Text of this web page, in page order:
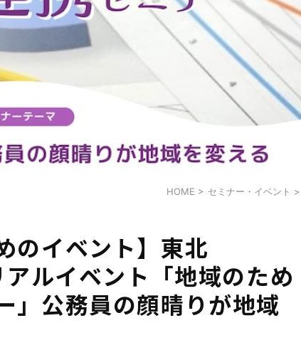
HOME > セミナー・イベント >
のイベント】東北
ルイベント「地域のため
」公務員の顔晴りが地域